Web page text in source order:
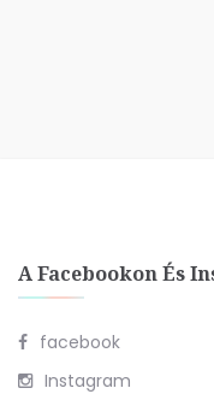
A Facebookon És
facebook
Instagram